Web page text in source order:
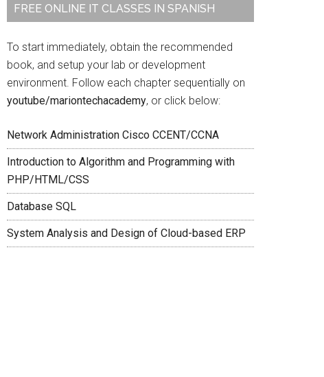
FREE ONLINE IT CLASSES IN SPANISH
To start immediately, obtain the recommended
book, and setup your lab or development
environment. Follow each chapter sequentially on
youtube/mariontechacademy, or click below:
Network Administration Cisco CCENT/CCNA
Introduction to Algorithm and Programming with
PHP/HTML/CSS
Database SQL
System Analysis and Design of Cloud-based ERP